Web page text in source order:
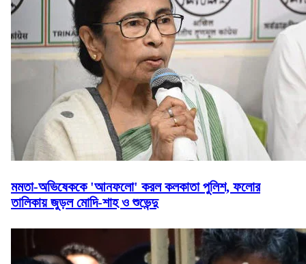
মমতা-অভিষেককে 'আনফলো' করল কলকাতা পুলিশ, ফলোর
তালিকায় জুড়ল মোদি-শাহ ও শুভেন্দু